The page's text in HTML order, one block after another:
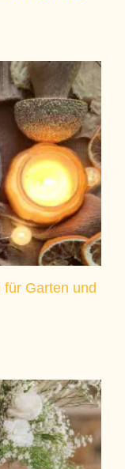
Garten und